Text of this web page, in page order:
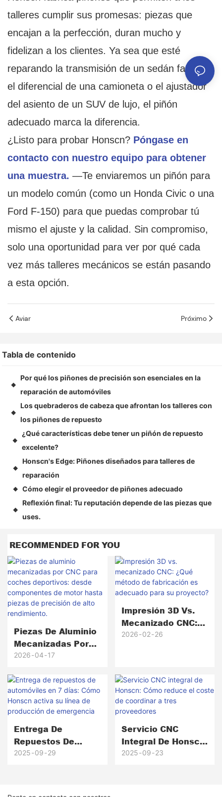
talleres cumplir sus promesas: piezas que
encajan a la perfección, duran mucho y
fidelizan a los clientes. Ya sea que esté
reparando la transmisión de un sedán familiar,
el diferencial de una camioneta o el ajustador
del asiento de un SUV de lujo, el piñón
adecuado marca la diferencia.
¿Listo para probar Honscn? Póngase en
contacto con nuestro equipo para obtener
una muestra. —Te enviaremos un piñón para
un modelo común (como un Honda Civic o una
Ford F-150) para que puedas comprobar tú
mismo el ajuste y la calidad. Sin compromiso,
solo una oportunidad para ver por qué cada
vez más talleres mecánicos se están pasando
a esta opción.
Aviar Próximo
Tabla de contenido
◆
Por qué los piñones de precisión son esenciales en la
reparación de automóviles
◆
Los quebraderos de cabeza que afrontan los talleres con
los piñones de repuesto
◆
¿Qué características debe tener un piñón de repuesto
excelente?
◆
Honscn's Edge: Piñones diseñados para talleres de
reparación
◆ Cómo elegir el proveedor de piñones adecuado
◆
Reflexión final: Tu reputación depende de las piezas que
uses.
RECOMMENDED FOR YOU
Piezas De Aluminio
Mecanizadas Por
CNC Para Coches
Componentes De
Motor Hasta Piezas
De Precisión De
Alto Rendimiento.
2026 04 17
Impresión 3D Vs.
Mecanizado CNC:
¿Qué Método De
Proyecto?
2026 02 26
Entrega De
Repuestos De
Automóviles En 7
2025 09 29
Servicio CNC
Integral De Honscn:
Cómo Reduce El
2025 09 23